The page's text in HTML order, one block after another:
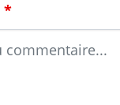
*